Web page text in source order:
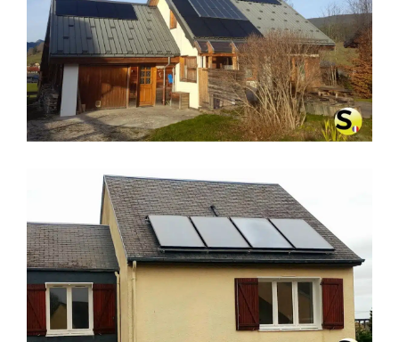
CHAUFFAGE SOLAIRE SOLISART À
VILLARD-DE-LANS (38250)
CHAUFFAGE SOLAIRE SOLISART À
CHERBOURG (50129)